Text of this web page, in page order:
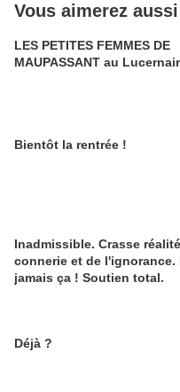
Vous aimerez aussi
LES PETITES FEMMES DE
MAUPASSANT au
Bientôt la rentrée !
Inadmissible. Crasse
connerie et de l'ignorance.
jamais ça ! Soutien total.
Déjà ?